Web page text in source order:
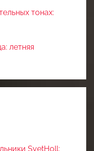
тонах:
летняя
SvetHoll: